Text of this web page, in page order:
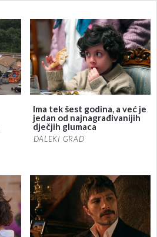
Ima tek šest godina, a već je
jedan od najnagrađivanijih
dječjih glumaca
DALEKI GRAD